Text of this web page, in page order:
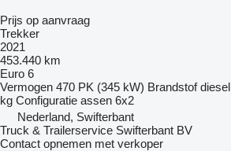
Prijs op aanvraag
Trekker
2021
453.440 km
Euro 6
Vermogen 470 PK (345 kW) Brandstof diesel
kg Configuratie assen 6x2
Nederland, Swifterbant
Truck & Trailerservice Swifterbant BV
Contact opnemen met verkoper